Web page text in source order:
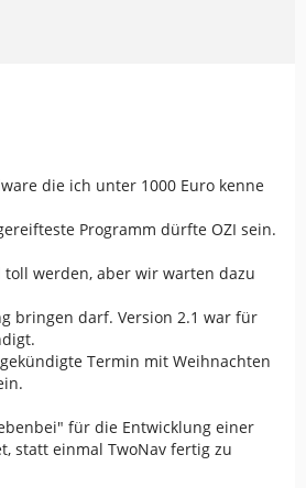
die ich unter 1000 Euro kenne
Programm dürfte OZI sein.
toll werden, aber wir warten dazu
bringen darf. Version 2.1 war für
Termin mit Weihnachten
für die Entwicklung einer
statt einmal TwoNav fertig zu